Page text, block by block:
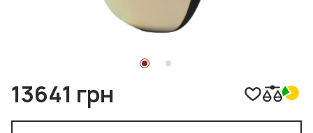
13641 грн